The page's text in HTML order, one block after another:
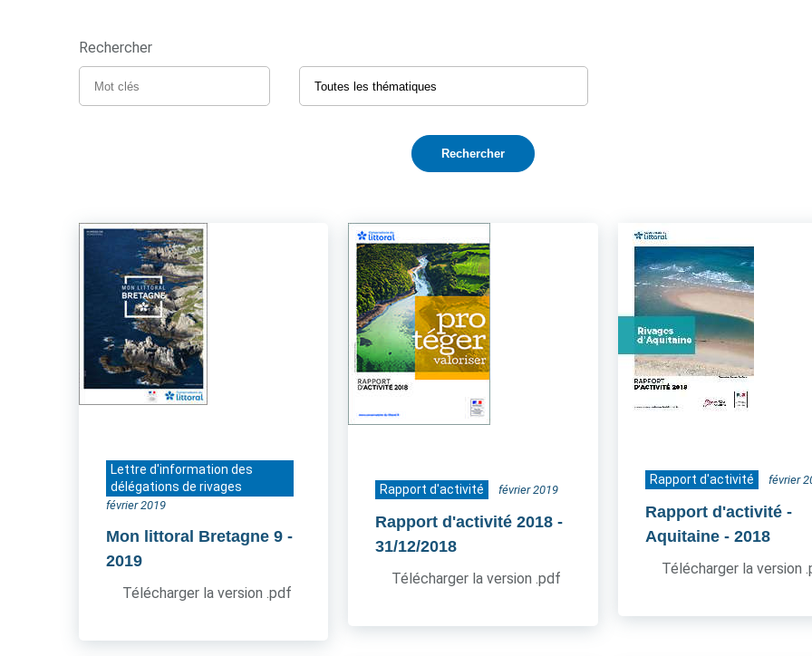
Rechercher
Lettre d'information des
délégations de rivages
février 2019
Mon littoral Bretagne 9 -
2019
Télécharger la version .pdf
Rapport d'activité février 2019
Rapport d'activité 2018 -
31/12/2018
Télécharger la version .pdf
Rapport d'activité février
Rapport d'activité -
Aquitaine - 2018
Télécharger la version